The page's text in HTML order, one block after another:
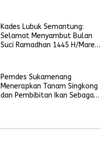
Kades Lubuk Semantung:
Selamat Menyambut Bulan
Suci Ramadhan 1445 H/Maret
Pemdes Sukamenang
Menerapkan Tanam Singkong
dan Pembibitan Ikan Sebagai